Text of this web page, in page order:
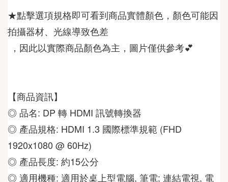
★點擊選項規格即可看到商品實體顏色，顏色可能因
，因此以實際商品顏色為主，圖片僅供參考💕
◎ 品名: DP 轉 HDMI 訊號轉換器
◎ 產品規格: HDMI 1.3 國際標準規範 (FHD
1920x1080 @ 60Hz)
◎ 產品長度: 約15公分
◎ 適用機種: 適用於桌上型電腦, 筆電; 連結電視, 電